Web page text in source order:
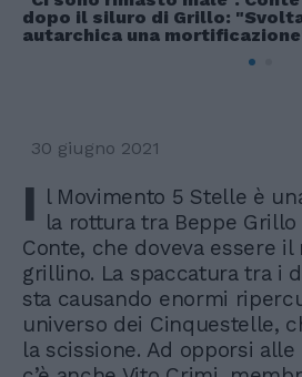
dopo il siluro di Grillo:
autarchica una
30 giugno 2021
I l Movimento 5 Stelle è
la rottura tra Beppe Grillo
Conte, che doveva essere il
grillino. La spaccatura tra i
sta causando enormi
universo dei Cinquestelle,
la scissione. Ad opporsi